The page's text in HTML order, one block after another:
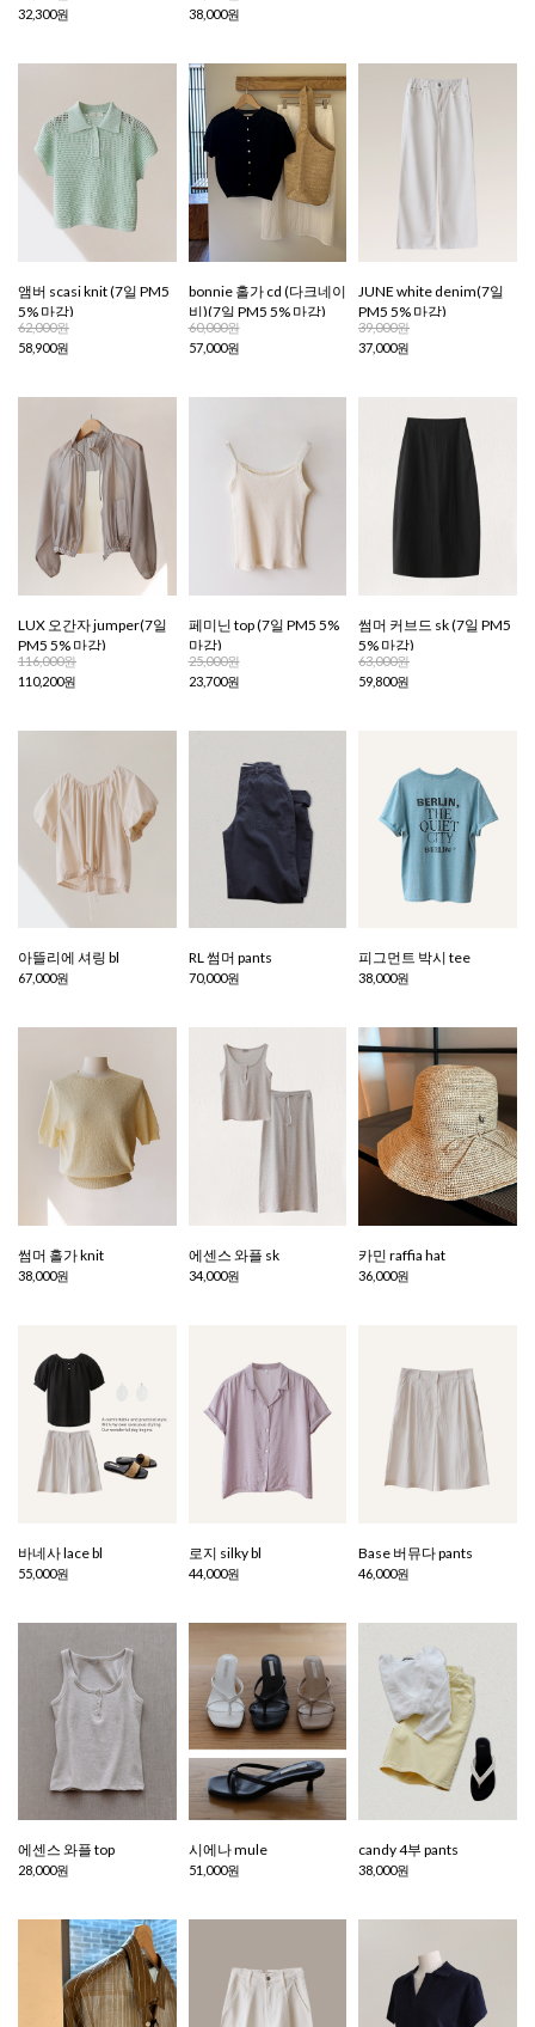
32,300원
38,000원
앰버 scasi knit (7일 PM5
5% 마감)
62,000원
58,900원
bonnie 홀가 cd (다크네이
비)(7일 PM5 5% 마감)
60,000원
57,000원
JUNE white denim(7일
PM5 5% 마감)
39,000원
37,000원
LUX 오간자 jumper(7일
PM5 5% 마감)
116,000원
110,200원
페미닌 top (7일 PM5 5%
마감)
25,000원
23,700원
썸머 커브드 sk (7일 PM5
5% 마감)
63,000원
59,800원
아뜰리에 셔링 bl
67,000원
RL 썸머 pants
70,000원
피그먼트 박시 tee
38,000원
썸머 홀가 knit
38,000원
에센스 와플 sk
34,000원
카민 raffia hat
36,000원
바네사 lace bl
55,000원
로지 silky bl
44,000원
Base 버뮤다 pants
46,000원
에센스 와플 top
28,000원
시에나 mule
51,000원
candy 4부 pants
38,000원